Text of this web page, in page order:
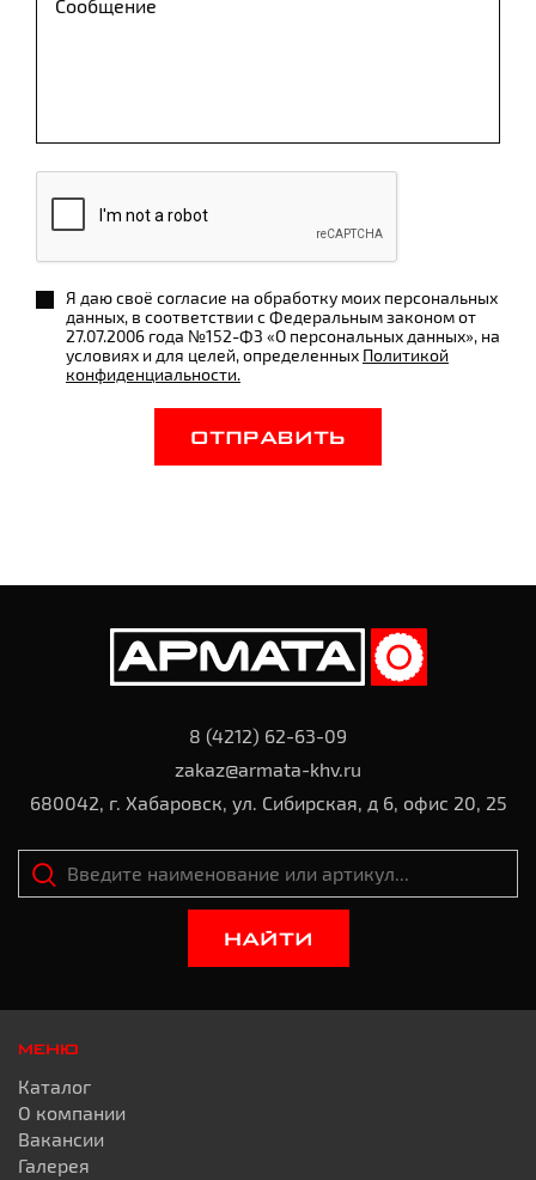
Я даю своё согласие на обработку моих персональных
данных, в соответствии с Федеральным законом от
27.07.2006 года №152-ФЗ «О персональных данных», на
условиях и для целей, определенных Политикой
конфиденциальности.
ОТПРАВИТЬ
8 (4212) 62-63-09
zakaz@armata-khv.ru
680042, г. Хабаровск, ул. Сибирская, д 6, офис 20, 25
НАЙТИ
МЕНЮ
Каталог
О компании
Вакансии
Галерея